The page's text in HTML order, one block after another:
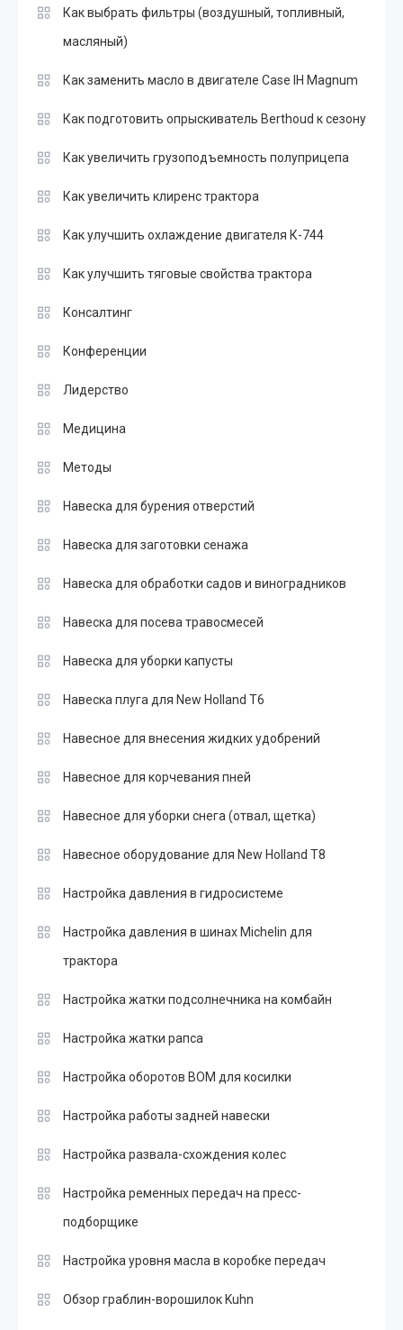
Как выбрать фильтры (воздушный, топливный,
масляный)
Как заменить масло в двигателе Case IH Magnum
Как подготовить опрыскиватель Berthoud к сезону
Как увеличить грузоподъемность полуприцепа
Как увеличить клиренс трактора
Как улучшить охлаждение двигателя К-744
Как улучшить тяговые свойства трактора
Консалтинг
Конференции
Лидерство
Медицина
Методы
Навеска для бурения отверстий
Навеска для заготовки сенажа
Навеска для обработки садов и виноградников
Навеска для посева травосмесей
Навеска для уборки капусты
Навеска плуга для New Holland T6
Навесное для внесения жидких удобрений
Навесное для корчевания пней
Навесное для уборки снега (отвал, щетка)
Навесное оборудование для New Holland T8
Настройка давления в гидросистеме
Настройка давления в шинах Michelin для
трактора
Настройка жатки подсолнечника на комбайн
Настройка жатки рапса
Настройка оборотов ВОМ для косилки
Настройка работы задней навески
Настройка развала-схождения колес
Настройка ременных передач на пресс-
подборщике
Настройка уровня масла в коробке передач
Обзор граблин-ворошилок Kuhn